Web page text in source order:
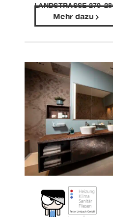
LANDSTRASSE 270-280
Mehr dazu